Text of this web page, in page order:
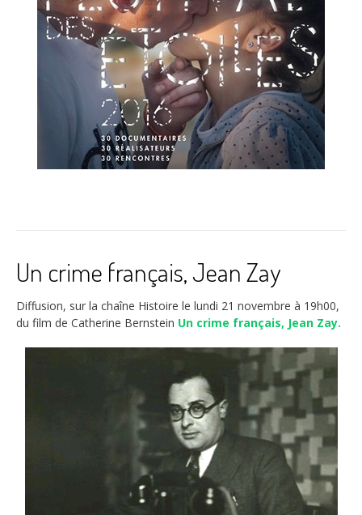
Un crime français, Jean Zay
Diffusion, sur la chaîne Histoire le lundi 21 novembre à 19h00,
du film de Catherine Bernstein Un crime français, Jean Zay.